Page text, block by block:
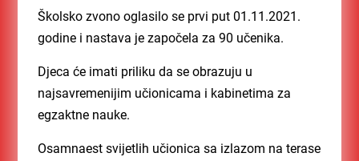
Školsko zvono oglasilo se prvi put 01.11.2021.
godine i nastava je započela za 90 učenika.
Djeca će imati priliku da se obrazuju u
najsavremenijim učionicama i kabinetima za
egzaktne nauke.
Osamnaest svijetlih učionica sa izlazom na terase